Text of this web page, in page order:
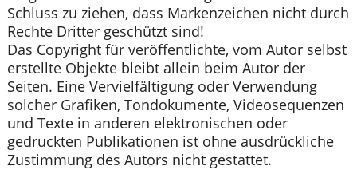
Schluss zu ziehen, dass Markenzeichen nicht durch
Rechte Dritter geschützt sind!
Das Copyright für veröffentlichte, vom Autor selbst
erstellte Objekte bleibt allein beim Autor der
Seiten. Eine Vervielfältigung oder Verwendung
solcher Grafiken, Tondokumente, Videosequenzen
und Texte in anderen elektronischen oder
gedruckten Publikationen ist ohne ausdrückliche
Zustimmung des Autors nicht gestattet.